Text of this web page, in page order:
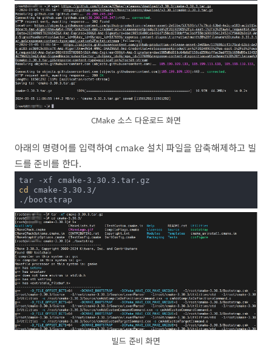
CMake 소스 다운로드 화면
아래의 명령어를 입력하여 cmake 설치 파일을 압축해제하고 빌
드를 준비를 한다.
cd cmake-3.30.3/
./bootstrap
빌드 준비 화면